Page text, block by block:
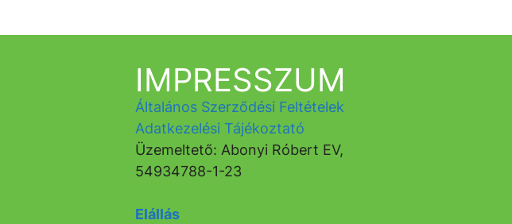
IMPRESSZUM
Általános Szerződési Feltételek
Adatkezelési Tájékoztató
Üzemeltető: Abonyi Róbert EV,
54934788-1-23
Elállás